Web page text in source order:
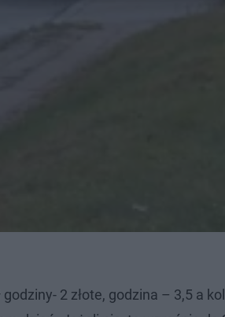
2 złote, godzina – 3,5 a